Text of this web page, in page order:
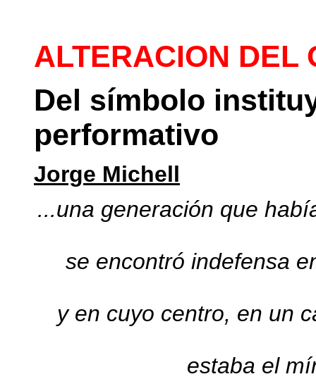
ALTERACION DEL
Del símbolo
performativo
Jorge Michell
...una generación que
se encontró indefensa
y en cuyo centro, en un
estaba el